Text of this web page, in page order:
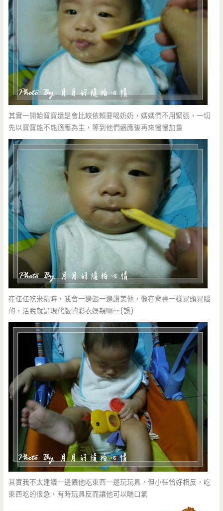
其實一開始寶寶還是會比較依賴要喝奶奶，媽媽們不用緊張，一切
先以寶寶能不能適應為主，等到他們適應後再來慢慢加量
在任任吃米精時，我會一邊餵一邊讚美他，像在背書一樣晃頭晃腦
的，活脫就是現代版的彩衣娛親啊~~(誤)
其實我不太建議一邊餵他吃東西一邊玩玩具，但小任恰好相反，吃
東西吃的很急，有時玩具反而讓他可以喘口氣